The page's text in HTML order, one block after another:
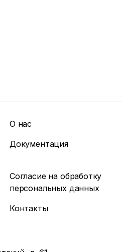
О нас
Документация
Согласие на обработку
персональных данных
Контакты